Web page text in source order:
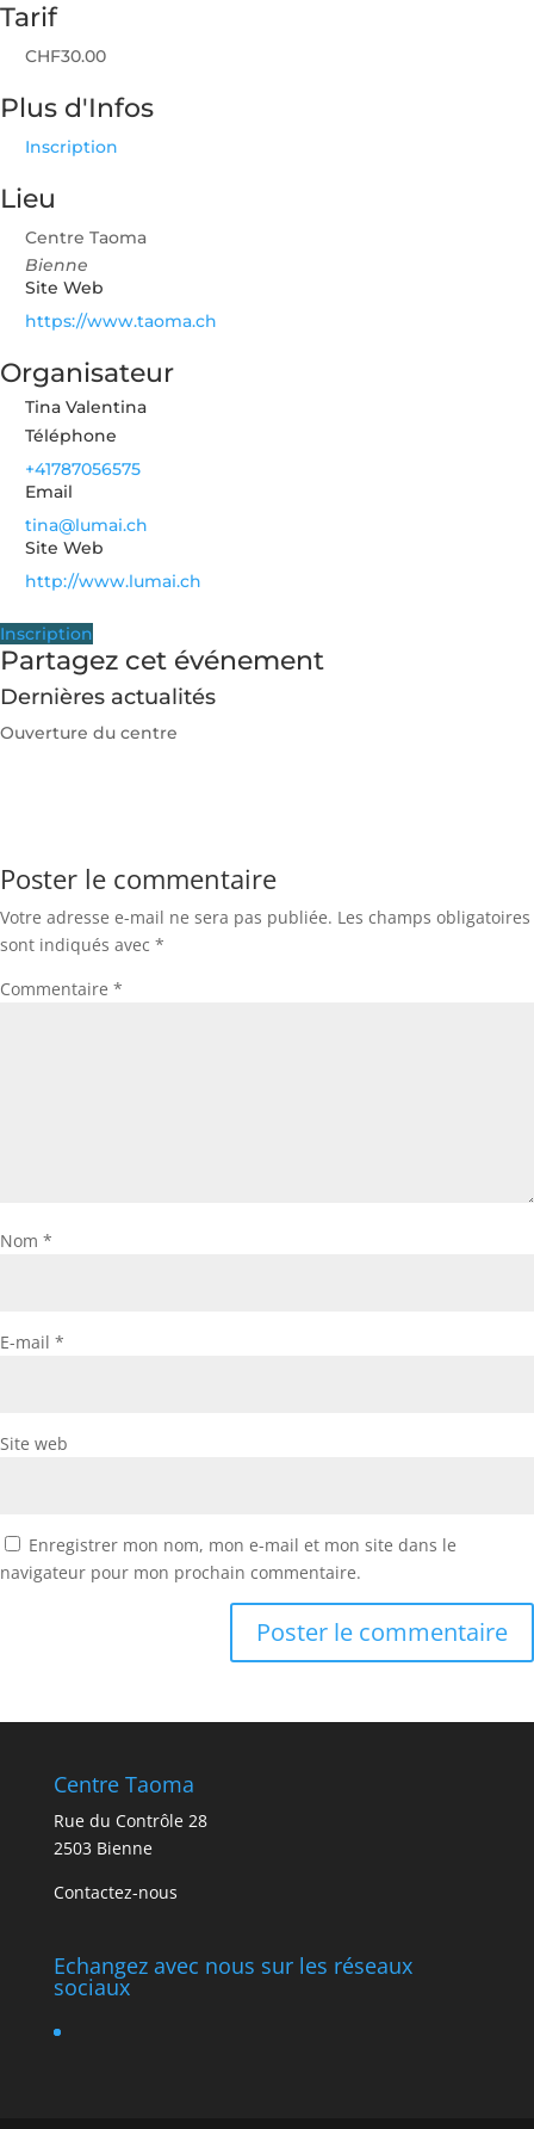
Tarif
CHF30.00
Plus d'Infos
Inscription
Lieu
Centre Taoma
Bienne
Site Web
https://www.taoma.ch
Organisateur
Tina Valentina
Téléphone
+41787056575
Email
tina@lumai.ch
Site Web
http://www.lumai.ch
Inscription
Partagez cet événement
Dernières actualités
Ouverture du centre
Poster le commentaire
Votre adresse e-mail ne sera pas publiée. Les champs obligatoires
sont indiqués avec *
Commentaire *
Nom *
E-mail *
Site web
Enregistrer mon nom, mon e-mail et mon site dans le
navigateur pour mon prochain commentaire.
Centre Taoma
Rue du Contrôle 28
2503 Bienne
Contactez-nous
Echangez avec nous sur les réseaux
sociaux